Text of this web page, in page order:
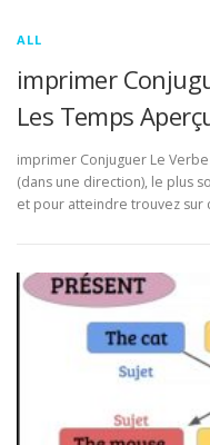
ALL
imprimer
Les Temps
imprimer Conjuguer Le
(dans une direction), le plus
et pour atteindre trouvez sur